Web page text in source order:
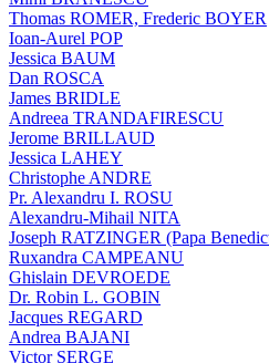
Thomas ROMER, Frederic BOYER
Ioan-Aurel POP
Jessica BAUM
Dan ROSCA
James BRIDLE
Andreea TRANDAFIRESCU
Jerome BRILLAUD
Jessica LAHEY
Christophe ANDRE
Pr. Alexandru I. ROSU
Alexandru-Mihail NITA
Joseph RATZINGER (Papa
Ruxandra CAMPEANU
Ghislain DEVROEDE
Dr. Robin L. GOBIN
Jacques REGARD
Andrea BAJANI
Victor SERGE